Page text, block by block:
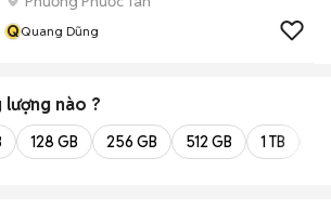
QQuang Dũng
lượng nào ?
128 GB 256 GB 512 GB 1 TB